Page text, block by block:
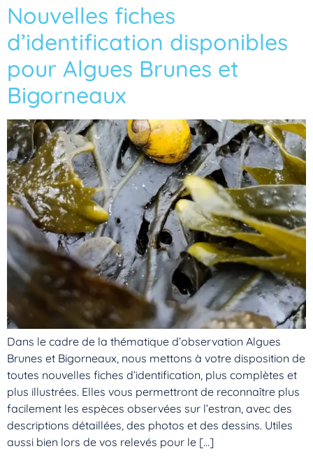
Nouvelles fiches
d’identification disponibles
pour Algues Brunes et
Bigorneaux
Dans le cadre de la thématique d’observation Algues
Brunes et Bigorneaux, nous mettons à votre disposition de
toutes nouvelles fiches d’identification, plus complètes et
plus illustrées. Elles vous permettront de reconnaître plus
facilement les espèces observées sur l’estran, avec des
descriptions détaillées, des photos et des dessins. Utiles
aussi bien lors de vos relevés pour le […]